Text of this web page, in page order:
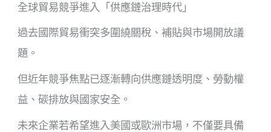
全球貿易競爭進入「供應鏈治理時代」
過去國際貿易衝突多圍繞關稅、補貼與市場開放議
題。
但近年競爭焦點已逐漸轉向供應鏈透明度、勞動權
益、碳排放與國家安全。
未來企業若希望進入美國或歐洲市場，不僅要具備